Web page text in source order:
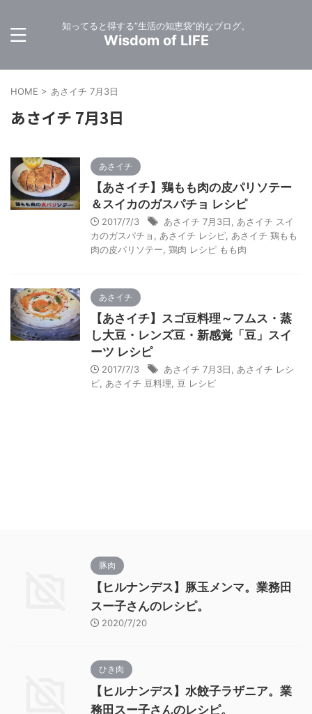
知ってると得する”生活の知恵袋”的なブログ。
Wisdom of LIFE
HOME > あさイチ 7月3日
あさイチ 7月3日
あさイチ
【あさイチ】鶏もも肉の皮パリソテー
＆スイカのガスパチョ レシピ
2017/7/3 あさイチ 7月3日
あさイチ スイ
カのガスパチョ
あさイチ レシピ あさイチ 鶏もも
肉の皮パリソテー 鶏肉 レシピ もも肉
あさイチ
【あさイチ】スゴ豆料理～フムス・蒸
し大豆・レンズ豆・新感覚「豆」スイ
ーツ レシピ
2017/7/3 あさイチ 7月3日
あさイチ レシ
ピ あさイチ 豆料理 豆 レシピ
豚肉
【ヒルナンデス】豚玉メンマ。業務田
スー子さんのレシピ。
2020/7/20
ひき肉
【ヒルナンデス】水餃子ラザニア。業
務田スー子さんのレシピ。